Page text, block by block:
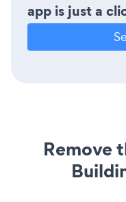
app is just a
Remove